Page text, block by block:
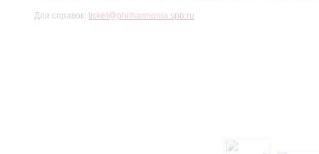
Для справок: ticket@philharmonia.spb.ru